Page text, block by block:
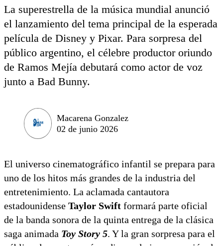
La superestrella de la música mundial anunció
el lanzamiento del tema principal de la esperada
película de Disney y Pixar. Para sorpresa del
público argentino, el célebre productor oriundo
de Ramos Mejía debutará como actor de voz
junto a Bad Bunny.
Macarena Gonzalez
02 de junio 2026
El universo cinematográfico infantil se prepara para
uno de los hitos más grandes de la industria del
entretenimiento. La aclamada cantautora
estadounidense Taylor Swift formará parte oficial
de la banda sonora de la quinta entrega de la clásica
saga animada Toy Story 5. Y la gran sorpresa para el